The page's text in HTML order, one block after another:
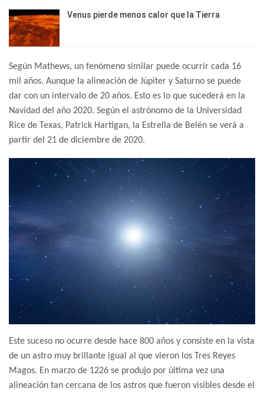
Venus pierde menos calor que la Tierra
Según Mathews, un fenómeno similar puede ocurrir cada 16
mil años. Aunque la alineación de Júpiter y Saturno se puede
dar con un intervalo de 20 años. Esto es lo que sucederá en la
Navidad del año 2020. Según el astrónomo de la Universidad
Rice de Texas, Patrick Hartigan, la Estrella de Belén se verá a
partir del 21 de diciembre de 2020.
Este suceso no ocurre desde hace 800 años y consiste en la vista
de un astro muy brillante igual al que vieron los Tres Reyes
Magos. En marzo de 1226 se produjo por última vez una
alineación tan cercana de los astros que fueron visibles desde el